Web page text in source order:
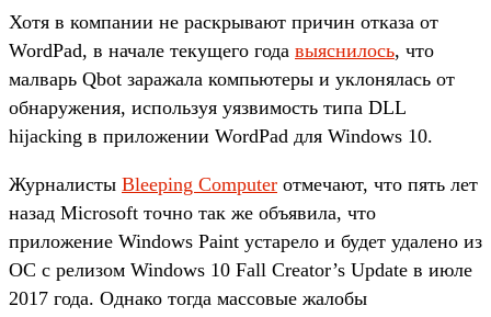
Хотя в компании не раскрывают причин отказа от
WordPad, в начале текущего года выяснилось, что
малварь Qbot заражала компьютеры и уклонялась от
обнаружения, используя уязвимость типа DLL
hijacking в приложении WordPad для Windows 10.
Журналисты Bleeping Computer отмечают, что пять лет
назад Microsoft точно так же объявила, что
приложение Windows Paint устарело и будет удалено из
ОС с релизом Windows 10 Fall Creator’s Update в июле
2017 года. Однако тогда массовые жалобы